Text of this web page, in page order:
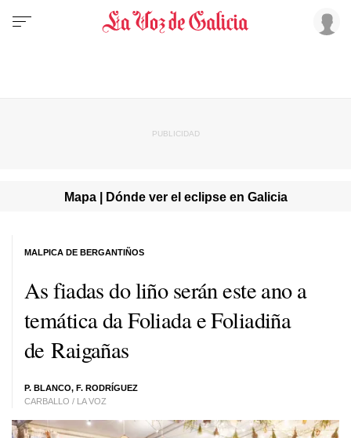
Mapa | Dónde ver el eclipse en Galicia
As fiadas do liño serán este ano a
temática da Foliada e Foliadiña
de Raigañas
P. BLANCO, F. RODRÍGUEZ
CARBALLO / LA VOZ
MALPICA DE BERGANTIÑOS